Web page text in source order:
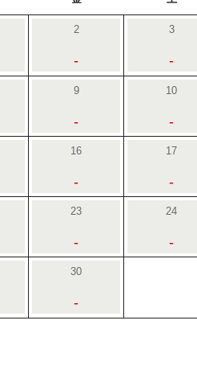
2
-
3
-
9
-
10
-
16
-
17
-
23
-
24
-
30
-